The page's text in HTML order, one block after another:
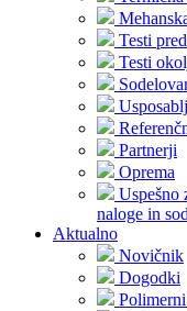
Testi
Testi
Partnerji
Oprema
Uspešno
naloge in
Aktualno
Novičnik
Dogodki